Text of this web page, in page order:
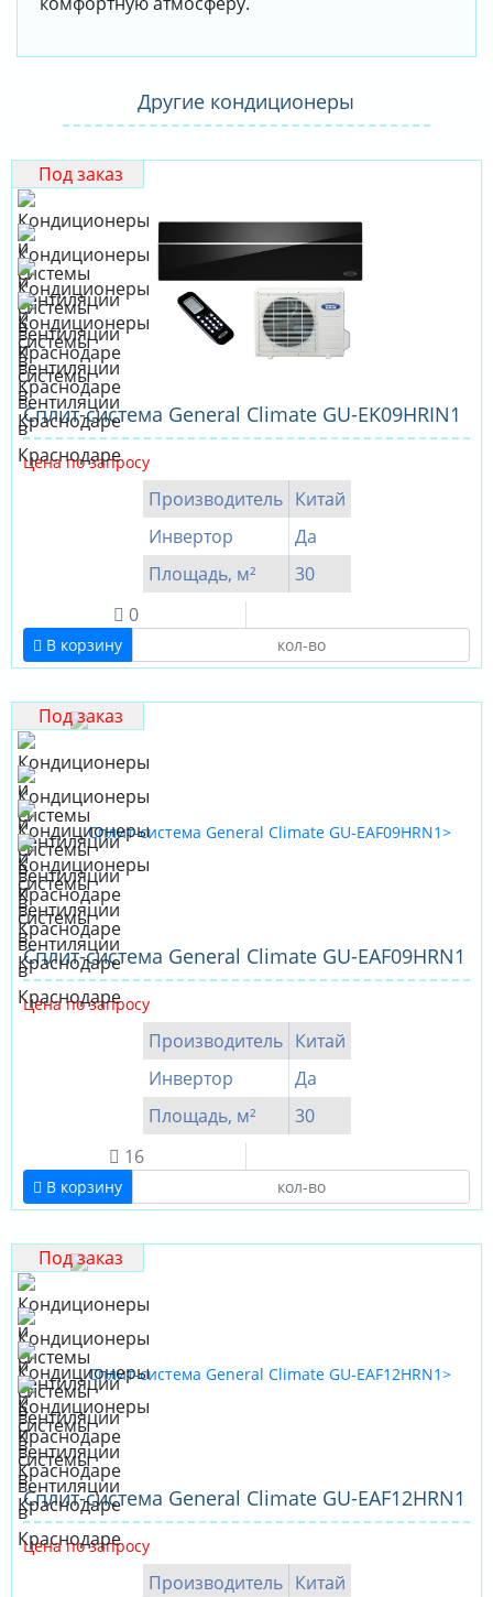
Другие кондиционеры
Под заказ
Сплит-система General Climate GU-EK09HRIN1
Цена по запросу
Производитель Китай
Инвертор
Да
Площадь, м²
30
0
В корзину
Под заказ
Cплит-система General Climate GU-EAF09HRN1
Цена по запросу
Производитель Китай
Инвертор
Да
Площадь, м²
30
16
В корзину
Под заказ
Cплит-система General Climate GU-EAF12HRN1
Цена по запросу
Производитель Китай